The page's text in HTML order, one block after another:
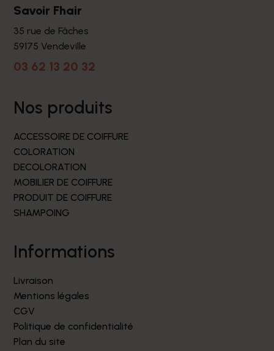
Savoir Fhair
35 rue de Fâches
59175 Vendeville
03 62 13 20 32
nos produits
ACCESSOIRE DE COIFFURE
COLORATION
DECOLORATION
MOBILIER DE COIFFURE
PRODUIT DE COIFFURE
SHAMPOING
informations
Livraison
Mentions légales
CGV
Politique de confidentialité
Plan du site